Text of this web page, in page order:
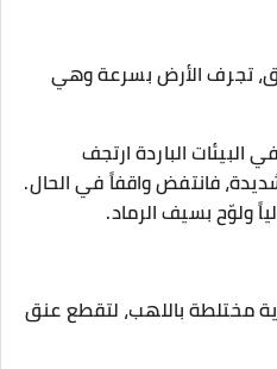
تجرف الأرض بسرعة وهي
الباردة ارتجف
فانتفض واقفاً في الحال.
ولوّح بسيف الرماد.
مختلطة باللهب، لتقطع عنق